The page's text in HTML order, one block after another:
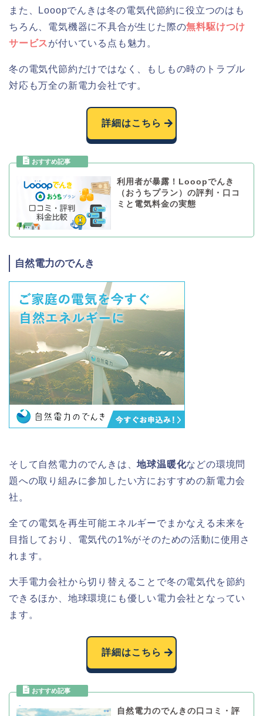
また、Looopでんきは冬の電気代節約に役立つのはも
ちろん、電気機器に不具合が生じた際の無料駆けつけ
サービス が付いている点も魅力。
冬の電気代節約だけではなく、もしもの時のトラブル
対応も万全の新電力会社です。
詳細はこちら
利用者が暴露！Looopでんき
（おうちプラン）の評判・口コ
ミと電気料金の実態
自然電力のでんき
そして自然電力のでんきは、地球温暖化などの環境問
題への取り組みに参加したい方におすすめの新電力会
社。
全ての電気を再生可能エネルギーでまかなえる未来を
目指しており、電気代の1%がそのための活動に使用さ
れます。
大手電力会社から切り替えることで冬の電気代を節約
できるほか、地球環境にも優しい電力会社となってい
ます。
詳細はこちら
自然電力のでんきの口コミ・評